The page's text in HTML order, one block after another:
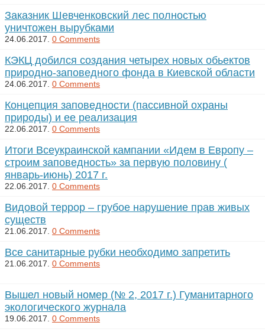
Заказник Шевченковский лес полностью
уничтожен вырубками
24.06.2017. 0 Comments
КЭКЦ добился создания четырех новых обьектов
природно-заповедного фонда в Киевской области
24.06.2017. 0 Comments
Концепция заповедности (пассивной охраны
природы) и ее реализация
22.06.2017. 0 Comments
Итоги Всеукраинской кампании «Идем в Европу –
строим заповедность» за первую половину (
январь-июнь) 2017 г.
22.06.2017. 0 Comments
Видовой террор – грубое нарушение прав живых
существ
21.06.2017. 0 Comments
Все санитарные рубки необходимо запретить
21.06.2017. 0 Comments
Вышел новый номер (№ 2, 2017 г.) Гуманитарного
экологического журнала
19.06.2017. 0 Comments